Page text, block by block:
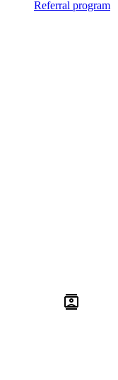
Referral program